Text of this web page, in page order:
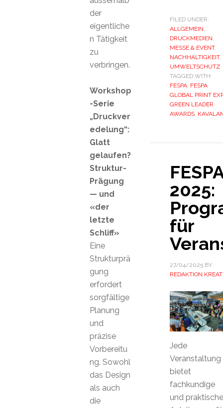
FILED UNDER:
ALLGEMEIN,
DRUCKMEDIEN,
MESSE & EVENT,
NACHHALTIGKEIT,
UMWELTSCHUTZ
TAGGED WITH:
FESPA, FESPA
GLOBAL PRINT
GREEN LEADER
AWARDS,
2025:
für
27/04/2025BY
REDAKTION
Jede
Veranstaltung
bietet
fachkundige
und praktische
der
eigentliche
n Tätigkeit
zu
verbringen.
Workshop
-Serie
„Druckver
edelung“:
Glatt
gelaufen?
Struktur-
Prägung
— und
«der
letzte
Schliff»
Eine
Strukturprä
gung
erfordert
sorgfältige
Planung
und
präzise
Vorbereitu
ng. Sowohl
das Design
als auch
die